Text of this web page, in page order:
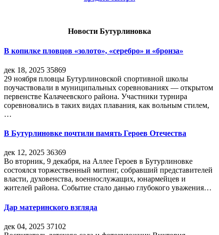
Новости Бутурлиновка
В копилке пловцов «золото», «серебро» и «бронза»
дек 18, 2025 35869
29 ноября пловцы Бутурлиновской спортивной школы
поучаствовали в муниципальных соревнованиях — открытом
первенстве Калачеевского района. Участники турнира
соревновались в таких видах плавания, как вольным стилем,
…
В Бутурлиновке почтили память Героев Отечества
дек 12, 2025 36369
Во вторник, 9 декабря, на Аллее Героев в Бутурлиновке
состоялся торжественный митинг, собравший представителей
власти, духовенства, военнослужащих, юнармейцев и
жителей района. Событие стало данью глубокого уважения…
Дар материнского взгляда
дек 04, 2025 37102